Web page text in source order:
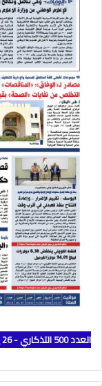
العدد 500 التذكاري - 26 يوليو 2026 - السنة الثالثة